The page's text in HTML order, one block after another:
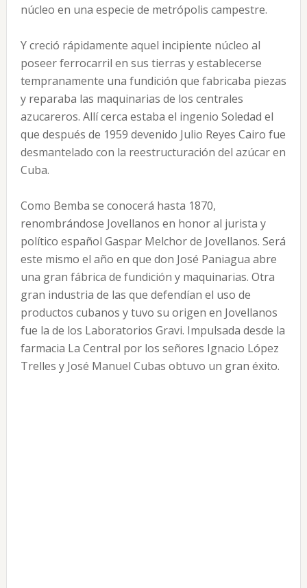
núcleo en una especie de metrópolis campestre.
Y creció rápidamente aquel incipiente núcleo al
poseer ferrocarril en sus tierras y establecerse
tempranamente una fundición que fabricaba piezas
y reparaba las maquinarias de los centrales
azucareros. Allí cerca estaba el ingenio Soledad el
que después de 1959 devenido Julio Reyes Cairo fue
desmantelado con la reestructuración del azúcar en
Cuba.
Como Bemba se conocerá hasta 1870,
renombrándose Jovellanos en honor al jurista y
político español Gaspar Melchor de Jovellanos. Será
este mismo el año en que don José Paniagua abre
una gran fábrica de fundición y maquinarias. Otra
gran industria de las que defendían el uso de
productos cubanos y tuvo su origen en Jovellanos
fue la de los Laboratorios Gravi. Impulsada desde la
farmacia La Central por los señores Ignacio López
Trelles y José Manuel Cubas obtuvo un gran éxito.